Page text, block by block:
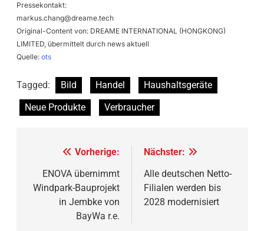
Pressekontakt:
markus.chang@dreame.tech
Original-Content von: DREAME INTERNATIONAL (HONGKONG)
LIMITED, übermittelt durch news aktuell
Quelle: ots
Tagged: Bild Handel
Haushaltsgeräte
Neue Produkte
Verbraucher
Beitragsnavigation
Vorherige:
ENOVA übernimmt
Windpark-Bauprojekt
in Jembke von
BayWa r.e.
Nächster:
Alle deutschen Netto-
Filialen werden bis
2028 modernisiert